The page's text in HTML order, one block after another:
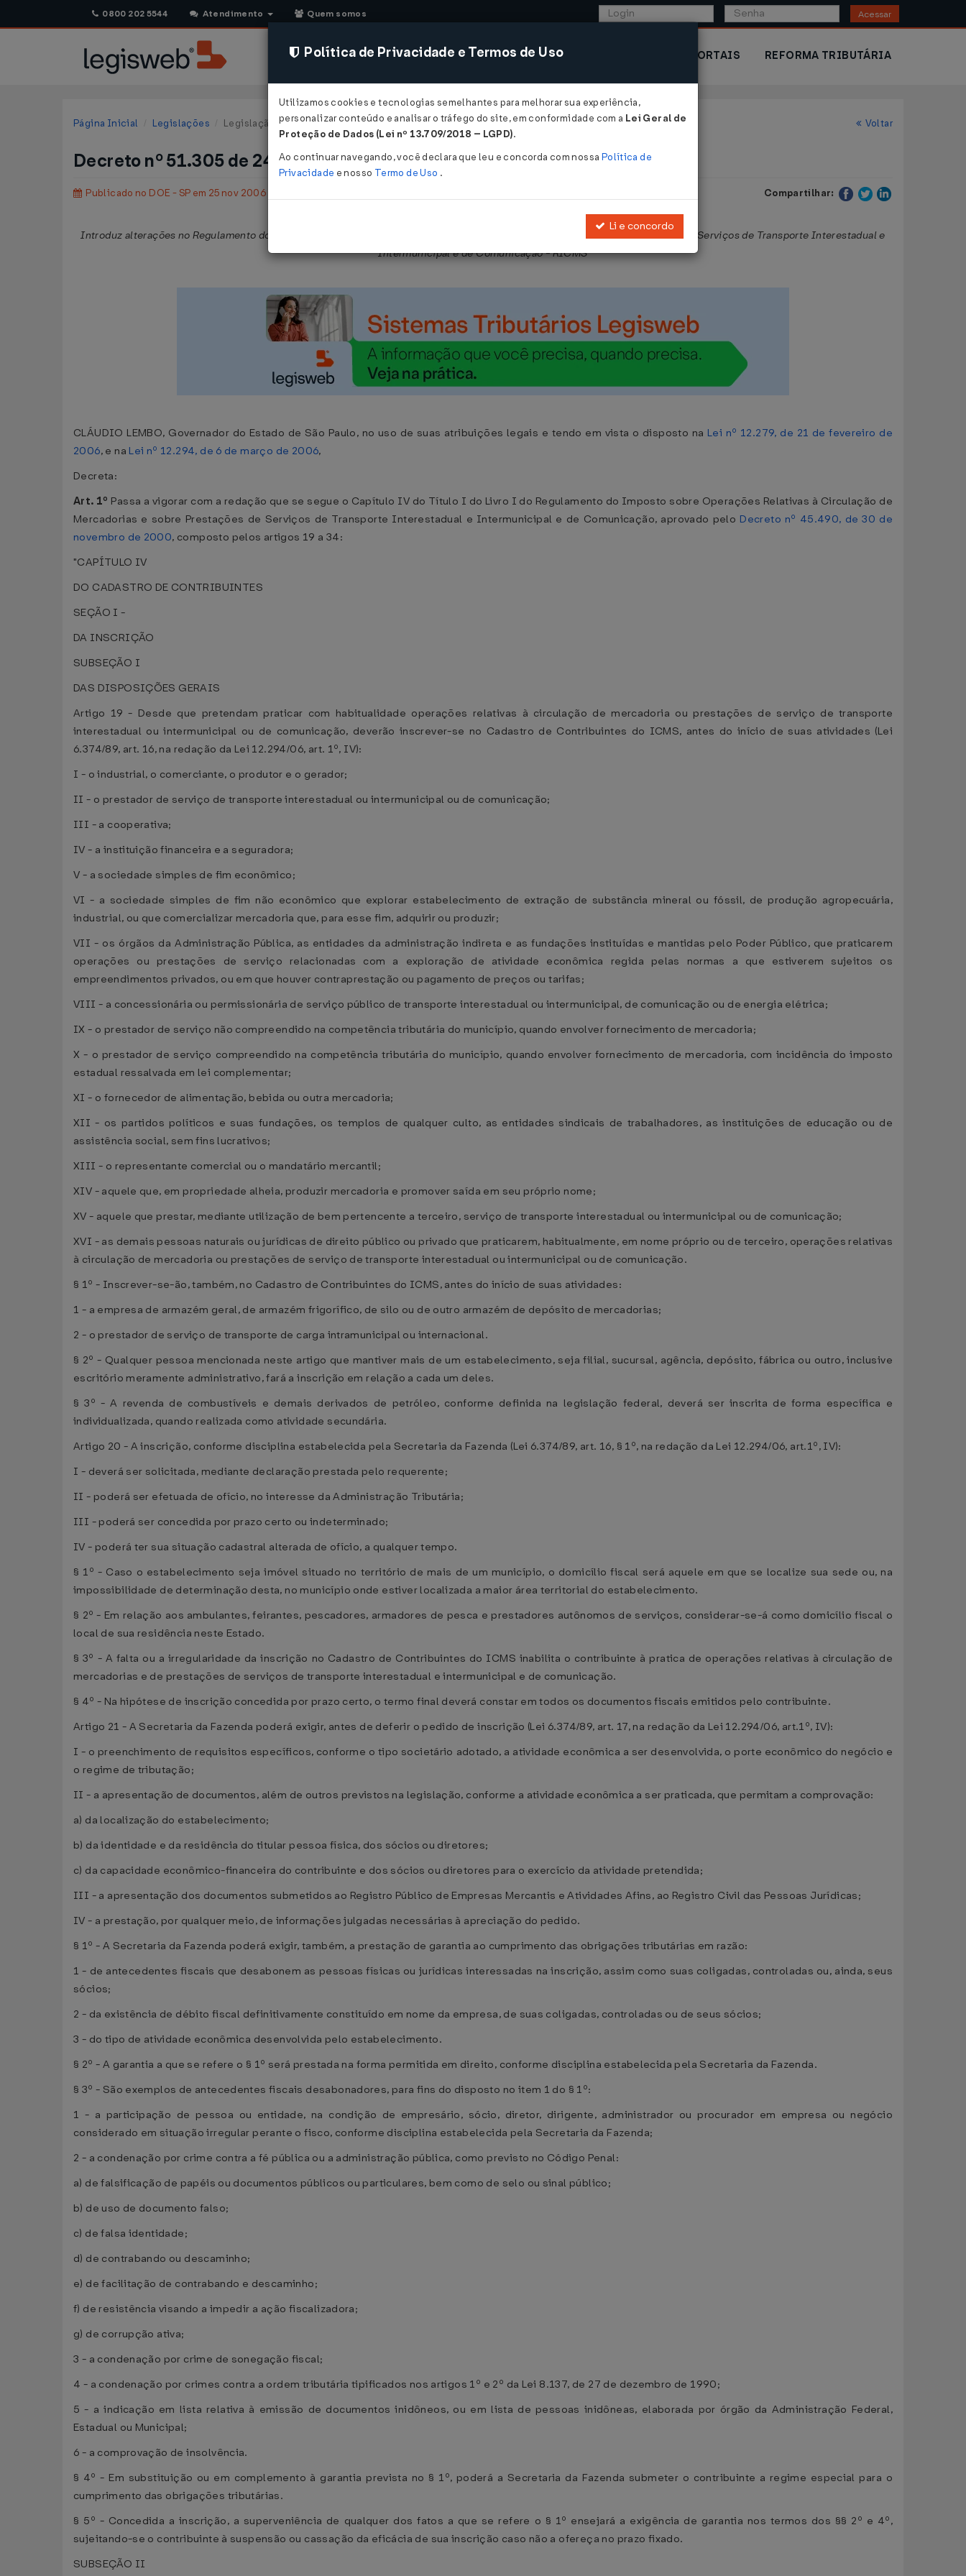
0800 202 5544 Atendimento Quem somos Acessar
CONSULTORIA SISTEMAS COMÉRCIO EXTERIOR PORTAIS REFORMA TRIBUTÁRIA
Página Inicial Legislações Legislação Estadual - São Paulo Voltar
Decreto nº 51.305 de 24/11/2006
Publicado no DOE - SP em 25 nov 2006 Compartilhar:
Introduz alterações no Regulamento do Imposto sobre Operações Relativas à Circulação de Mercadorias e sobre Prestações de Serviços de Transporte Interestadual e
Intermunicipal e de Comunicação - RICMS
CLÁUDIO LEMBO, Governador do Estado de São Paulo, no uso de suas atribuições legais e tendo em vista o disposto na Lei nº 12.279, de 21 de fevereiro de
2006, e na Lei nº 12.294, de 6 de março de 2006,
Decreta:
Art. 1º Passa a vigorar com a redação que se segue o Capítulo IV do Título I do Livro I do Regulamento do Imposto sobre Operações Relativas à Circulação de
Mercadorias e sobre Prestações de Serviços de Transporte Interestadual e Intermunicipal e de Comunicação, aprovado pelo Decreto nº 45.490, de 30 de
novembro de 2000, composto pelos artigos 19 a 34:
"CAPÍTULO IV
DO CADASTRO DE CONTRIBUINTES
SEÇÃO I -
DA INSCRIÇÃO
SUBSEÇÃO I
DAS DISPOSIÇÕES GERAIS
Artigo 19 - Desde que pretendam praticar com habitualidade operações relativas à circulação de mercadoria ou prestações de serviço de transporte
interestadual ou intermunicipal ou de comunicação, deverão inscrever-se no Cadastro de Contribuintes do ICMS, antes do início de suas atividades (Lei
6.374/89, art. 16, na redação da Lei 12.294/06, art. 1º, IV):
I - o industrial, o comerciante, o produtor e o gerador;
II - o prestador de serviço de transporte interestadual ou intermunicipal ou de comunicação;
III - a cooperativa;
IV - a instituição financeira e a seguradora;
V - a sociedade simples de fim econômico;
VI - a sociedade simples de fim não econômico que explorar estabelecimento de extração de substância mineral ou fóssil, de produção agropecuária,
industrial, ou que comercializar mercadoria que, para esse fim, adquirir ou produzir;
VII - os órgãos da Administração Pública, as entidades da administração indireta e as fundações instituídas e mantidas pelo Poder Público, que praticarem
operações ou prestações de serviço relacionadas com a exploração de atividade econômica regida pelas normas a que estiverem sujeitos os
empreendimentos privados, ou em que houver contraprestação ou pagamento de preços ou tarifas;
VIII - a concessionária ou permissionária de serviço público de transporte interestadual ou intermunicipal, de comunicação ou de energia elétrica;
IX - o prestador de serviço não compreendido na competência tributária do município, quando envolver fornecimento de mercadoria;
X - o prestador de serviço compreendido na competência tributária do município, quando envolver fornecimento de mercadoria, com incidência do imposto
estadual ressalvada em lei complementar;
XI - o fornecedor de alimentação, bebida ou outra mercadoria;
XII - os partidos políticos e suas fundações, os templos de qualquer culto, as entidades sindicais de trabalhadores, as instituições de educação ou de
assistência social, sem fins lucrativos;
XIII - o representante comercial ou o mandatário mercantil;
XIV - aquele que, em propriedade alheia, produzir mercadoria e promover saída em seu próprio nome;
XV - aquele que prestar, mediante utilização de bem pertencente a terceiro, serviço de transporte interestadual ou intermunicipal ou de comunicação;
XVI - as demais pessoas naturais ou jurídicas de direito público ou privado que praticarem, habitualmente, em nome próprio ou de terceiro, operações relativas
à circulação de mercadoria ou prestações de serviço de transporte interestadual ou intermunicipal ou de comunicação.
§ 1º - Inscrever-se-ão, também, no Cadastro de Contribuintes do ICMS, antes do início de suas atividades:
1 - a empresa de armazém geral, de armazém frigorífico, de silo ou de outro armazém de depósito de mercadorias;
2 - o prestador de serviço de transporte de carga intramunicipal ou internacional.
§ 2º - Qualquer pessoa mencionada neste artigo que mantiver mais de um estabelecimento, seja filial, sucursal, agência, depósito, fábrica ou outro, inclusive
escritório meramente administrativo, fará a inscrição em relação a cada um deles.
§ 3º - A revenda de combustíveis e demais derivados de petróleo, conforme definida na legislação federal, deverá ser inscrita de forma específica e
individualizada, quando realizada como atividade secundária.
Artigo 20 - A inscrição, conforme disciplina estabelecida pela Secretaria da Fazenda (Lei 6.374/89, art. 16, § 1º, na redação da Lei 12.294/06, art.1º, IV):
I - deverá ser solicitada, mediante declaração prestada pelo requerente;
II - poderá ser efetuada de ofício, no interesse da Administração Tributária;
III - poderá ser concedida por prazo certo ou indeterminado;
IV - poderá ter sua situação cadastral alterada de ofício, a qualquer tempo.
§ 1º - Caso o estabelecimento seja imóvel situado no território de mais de um município, o domicílio fiscal será aquele em que se localize sua sede ou, na
impossibilidade de determinação desta, no município onde estiver localizada a maior área territorial do estabelecimento.
§ 2º - Em relação aos ambulantes, feirantes, pescadores, armadores de pesca e prestadores autônomos de serviços, considerar-se-á como domicílio fiscal o
local de sua residência neste Estado.
§ 3º - A falta ou a irregularidade da inscrição no Cadastro de Contribuintes do ICMS inabilita o contribuinte à pratica de operações relativas à circulação de
mercadorias e de prestações de serviços de transporte interestadual e intermunicipal e de comunicação.
§ 4º - Na hipótese de inscrição concedida por prazo certo, o termo final deverá constar em todos os documentos fiscais emitidos pelo contribuinte.
Artigo 21 - A Secretaria da Fazenda poderá exigir, antes de deferir o pedido de inscrição (Lei 6.374/89, art. 17, na redação da Lei 12.294/06, art.1º, IV):
I - o preenchimento de requisitos específicos, conforme o tipo societário adotado, a atividade econômica a ser desenvolvida, o porte econômico do negócio e
o regime de tributação;
II - a apresentação de documentos, além de outros previstos na legislação, conforme a atividade econômica a ser praticada, que permitam a comprovação:
a) da localização do estabelecimento;
b) da identidade e da residência do titular pessoa física, dos sócios ou diretores;
c) da capacidade econômico-financeira do contribuinte e dos sócios ou diretores para o exercício da atividade pretendida;
III - a apresentação dos documentos submetidos ao Registro Público de Empresas Mercantis e Atividades Afins, ao Registro Civil das Pessoas Jurídicas;
IV - a prestação, por qualquer meio, de informações julgadas necessárias à apreciação do pedido.
§ 1º - A Secretaria da Fazenda poderá exigir, também, a prestação de garantia ao cumprimento das obrigações tributárias em razão:
1 - de antecedentes fiscais que desabonem as pessoas físicas ou jurídicas interessadas na inscrição, assim como suas coligadas, controladas ou, ainda, seus
sócios;
2 - da existência de débito fiscal definitivamente constituído em nome da empresa, de suas coligadas, controladas ou de seus sócios;
3 - do tipo de atividade econômica desenvolvida pelo estabelecimento.
§ 2º - A garantia a que se refere o § 1º será prestada na forma permitida em direito, conforme disciplina estabelecida pela Secretaria da Fazenda.
§ 3º - São exemplos de antecedentes fiscais desabonadores, para fins do disposto no item 1 do § 1º:
1 - a participação de pessoa ou entidade, na condição de empresário, sócio, diretor, dirigente, administrador ou procurador em empresa ou negócio
considerado em situação irregular perante o fisco, conforme disciplina estabelecida pela Secretaria da Fazenda;
2 - a condenação por crime contra a fé pública ou a administração pública, como previsto no Código Penal:
a) de falsificação de papéis ou documentos públicos ou particulares, bem como de selo ou sinal público;
b) de uso de documento falso;
c) de falsa identidade;
d) de contrabando ou descaminho;
e) de facilitação de contrabando e descaminho;
f) de resistência visando a impedir a ação fiscalizadora;
g) de corrupção ativa;
3 - a condenação por crime de sonegação fiscal;
4 - a condenação por crimes contra a ordem tributária tipificados nos artigos 1º e 2º da Lei 8.137, de 27 de dezembro de 1990;
5 - a indicação em lista relativa à emissão de documentos inidôneos, ou em lista de pessoas inidôneas, elaborada por órgão da Administração Federal,
Estadual ou Municipal;
6 - a comprovação de insolvência.
§ 4º - Em substituição ou em complemento à garantia prevista no § 1º, poderá a Secretaria da Fazenda submeter o contribuinte a regime especial para o
cumprimento das obrigações tributárias.
§ 5º - Concedida a inscrição, a superveniência de qualquer dos fatos a que se refere o § 1º ensejará a exigência de garantia nos termos dos §§ 2º e 4º,
sujeitando-se o contribuinte à suspensão ou cassação da eficácia de sua inscrição caso não a ofereça no prazo fixado.
SUBSEÇÃO II
Política de Privacidade e Termos de Uso
Utilizamos cookies e tecnologias semelhantes para melhorar sua experiência,
personalizar conteúdo e analisar o tráfego do site, em conformidade com a Lei Geral de
Proteção de Dados (Lei nº 13.709/2018 – LGPD).
Ao continuar navegando, você declara que leu e concorda com nossa Política de
Privacidade e nosso Termo de Uso .
Li e concordo